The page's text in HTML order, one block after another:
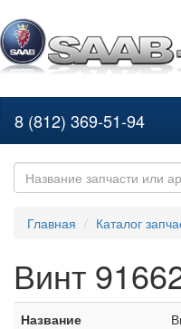
8 (812) 369-51-94
Главная Каталог
Винт
Название